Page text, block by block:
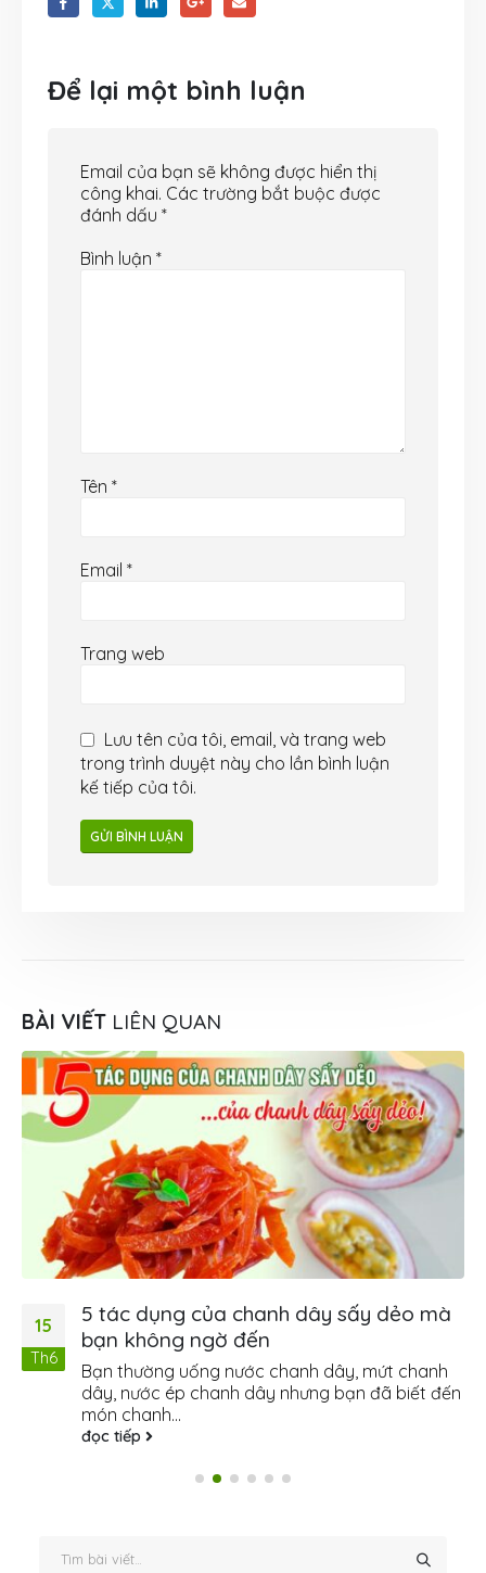
Để lại một bình luận
Email của bạn sẽ không được hiển thị
công khai. Các trường bắt buộc được
đánh dấu *
Bình luận *
Tên *
Email *
Trang web
Lưu tên của tôi, email, và trang web
trong trình duyệt này cho lần bình luận
kế tiếp của tôi.
BÀI VIẾT LIÊN QUAN
15
Th6
5 tác dụng của chanh dây sấy dẻo mà
bạn không ngờ đến
Bạn thường uống nước chanh dây, mứt chanh
dây, nước ép chanh dây nhưng bạn đã biết đến
món chanh...
đọc tiếp